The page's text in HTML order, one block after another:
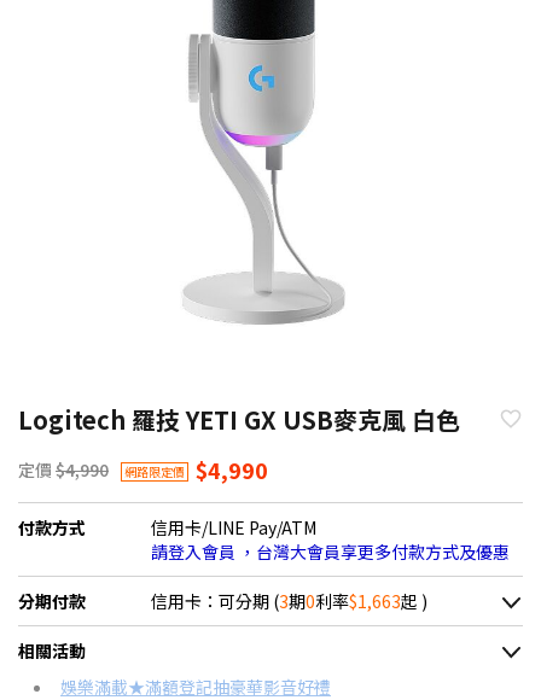
Logitech 羅技 YETI GX USB麥克風 白色
定價 $4,990 網路限定價 $4,990
付款方式
信用卡/LINE Pay/ATM
請登入會員 ，台灣大會員享更多付款方式及優惠
分期付款 信用卡：可分期 (3期0利率$1,663起 )
＊實際可分期數、適用利率，請以購物車顯示為主
信用卡分期
相關活動
娛樂滿載★滿額登記抽豪華影音好禮